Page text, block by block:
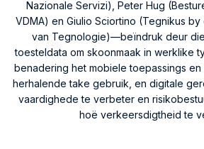
Nazionale Servizi), Peter Hug
VDMA) en Giulio Sciortino (Tegnikus by
van Tegnologie)—beïndruk deur
toesteldata om skoonmaak in werklike
benadering het mobiele toepassings
herhalende take gebruik, en digitale
vaardighede te verbeter en
hoë verkeersdigtheid te